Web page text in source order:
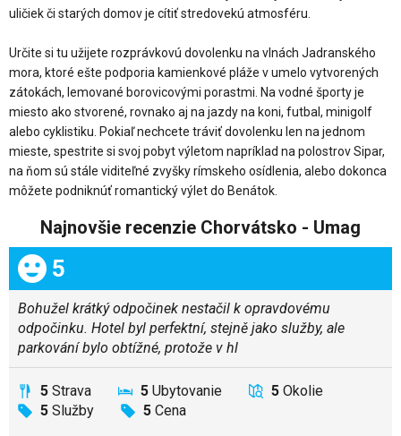
uličiek či starých domov je cítiť stredovekú atmosféru.
Určite si tu užijete rozprávkovú dovolenku na vlnách Jadranského
mora, ktoré ešte podporia kamienkové pláže v umelo vytvorených
zátokách, lemované borovicovými porastmi. Na vodné športy je
miesto ako stvorené, rovnako aj na jazdy na koni, futbal, minigolf
alebo cyklistiku. Pokiaľ nechcete tráviť dovolenku len na jednom
mieste, spestrite si svoj pobyt výletom napríklad na polostrov Sipar,
na ňom sú stále viditeľné zvyšky rímskeho osídlenia, alebo dokonca
môžete podniknúť romantický výlet do Benátok.
Najnovšie recenzie Chorvátsko - Umag
Celkom:
5
Bohužel krátký odpočinek nestačil k opravdovému
odpočinku. Hotel byl perfektní, stejně jako služby, ale
parkování bylo obtížné, protože v hl
5 Strava 5 Ubytovanie 5 Okolie
5 Služby 5 Cena